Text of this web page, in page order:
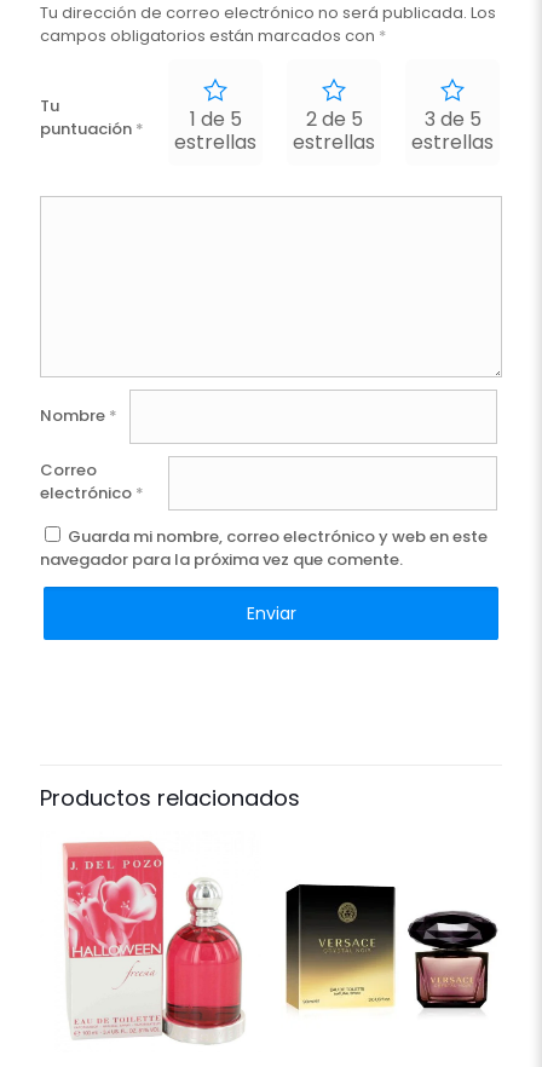
Tu dirección de correo electrónico no será publicada. Los
campos obligatorios están marcados con *
Tu
puntuación *
1 de 5
estrellas
2 de 5
estrellas
3 de 5
estrellas
Nombre *
Correo
electrónico *
Guarda mi nombre, correo electrónico y web en este
navegador para la próxima vez que comente.
Productos relacionados